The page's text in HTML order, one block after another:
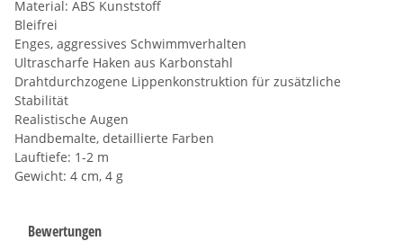
Material: ABS Kunststoff
Bleifrei
Enges, aggressives Schwimmverhalten
Ultrascharfe Haken aus Karbonstahl
Drahtdurchzogene Lippenkonstruktion für zusätzliche
Stabilität
Realistische Augen
Handbemalte, detaillierte Farben
Lauftiefe: 1-2 m
Gewicht: 4 cm, 4 g
Bewertungen